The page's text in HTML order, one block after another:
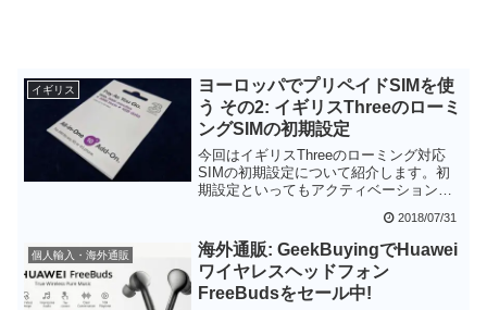
イギリス
ヨーロッパでプリペイドSIMを使
う その2: イギリスThreeのローミ
ングSIMの初期設定
今回はイギリスThreeのローミング対応
SIMの初期設定について紹介します。初
期設定といってもアクティベーションは
の設定をするだけです。プリペイドSIM
カードに慣れていない方もこれならば簡
単に使えるのではないかと思います。
2018/07/31
個人輸入・海外通販
海外通販: GeekBuyingでHuawei
ワイヤレスヘッドフォン
FreeBudsをセール中!